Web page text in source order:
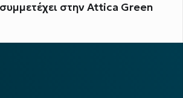
στην Attica Green